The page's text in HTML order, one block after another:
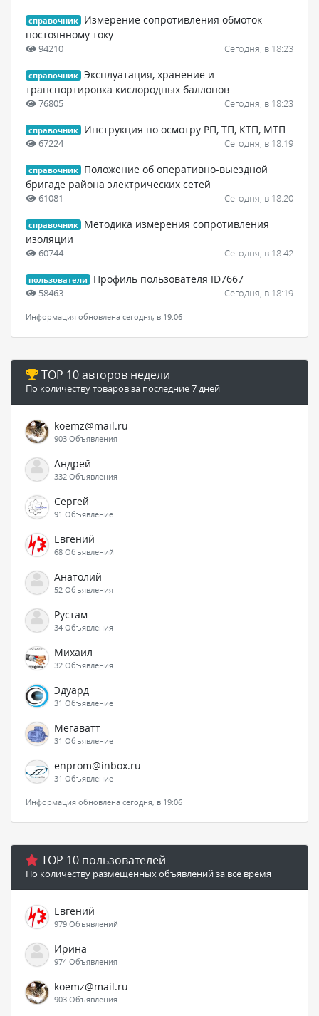
справочник
Измерение сопротивления обмоток
постоянному току
94210 Сегодня, в 18:23
справочник Эксплуатация, хранение и
транспортировка кислородных баллонов
76805 Сегодня, в 18:23
справочник Инструкция по осмотру РП, ТП, КТП, МТП
67224 Сегодня, в 18:19
справочник
Положение об оперативно-выездной
бригаде района электрических сетей
61081 Сегодня, в 18:20
справочник
Методика измерения сопротивления
изоляции
60744 Сегодня, в 18:42
пользователи Профиль пользователя ID7667
58463 Сегодня, в 18:19
Информация обновлена сегодня, в 19:06
TOP 10 авторов недели
По количеству товаров за последние 7 дней
koemz@mail.ru
903 Объявления
Андрей
332 Объявления
Сергей
91 Объявление
Евгений
68 Объявлений
Анатолий
52 Объявления
Рустам
34 Объявления
Михаил
32 Объявления
Эдуард
31 Объявление
Мегаватт
31 Объявление
enprom@inbox.ru
31 Объявление
Информация обновлена сегодня, в 19:06
TOP 10 пользователей
По количеству размещенных объявлений за всё время
Евгений
979 Объявлений
Ирина
974 Объявления
koemz@mail.ru
903 Объявления